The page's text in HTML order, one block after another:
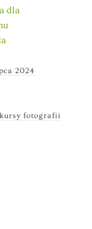
dla
2024
kursy fotografii